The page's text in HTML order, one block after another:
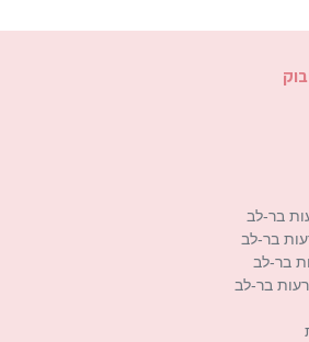
בר-לב
בר-לב
בר-לב
בר-לב